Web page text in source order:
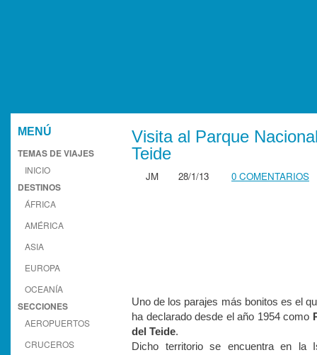
MENÚ
TEMAS DE VIAJES
INICIO
DESTINOS
ÁFRICA
AMÉRICA
ASIA
EUROPA
OCEANÍA
SECCIONES
AEROPUERTOS
CRUCEROS
Visita al Parque
Teide
JM 28/1/13 0 COMENTARIOS
Uno de los parajes más bonitos es el
ha declarado desde el año 1954 como
del Teide.
Dicho territorio se encuentra en la